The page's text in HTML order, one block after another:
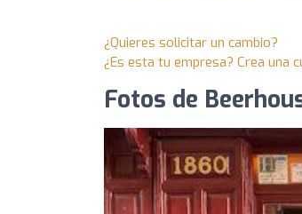
¿Quieres solicitar un cambio?
¿Es esta tu empresa? Crea una
Fotos de